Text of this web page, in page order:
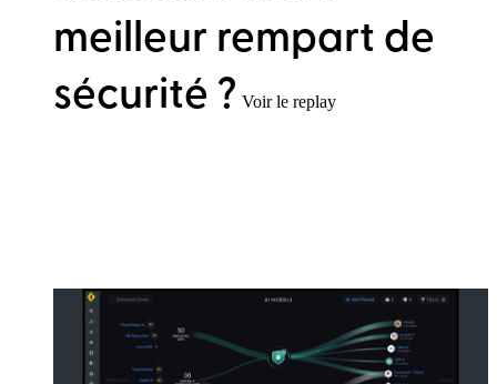
meilleur rempart de
sécurité ? Voir le replay